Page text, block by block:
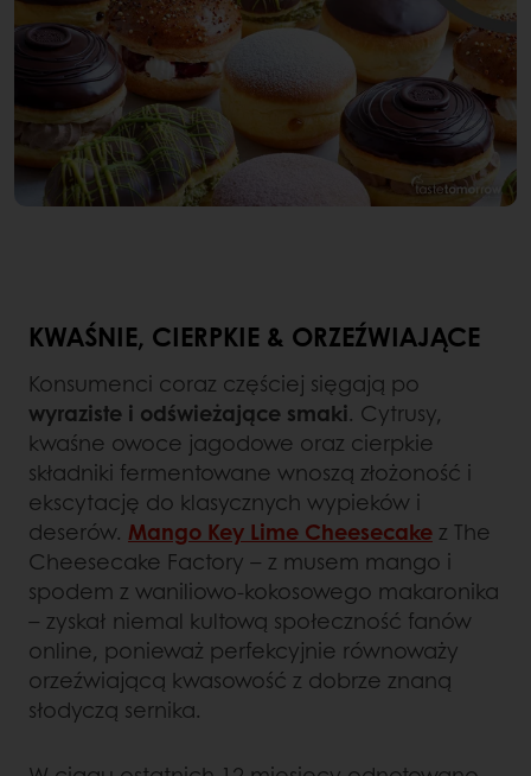
KWAŚNIE, CIERPKIE & ORZEŹWIAJĄCE
Konsumenci coraz częściej sięgają po
wyraziste i odświeżające smaki. Cytrusy,
kwaśne owoce jagodowe oraz cierpkie
składniki fermentowane wnoszą złożoność i
ekscytację do klasycznych wypieków i
deserów. Mango Key Lime Cheesecakez The
Cheesecake Factory – z musem mango i
spodem z waniliowo‑kokosowego makaronika
– zyskał niemal kultową społeczność fanów
online, ponieważ perfekcyjnie równoważy
orzeźwiającą kwasowość z dobrze znaną
słodyczą sernika.